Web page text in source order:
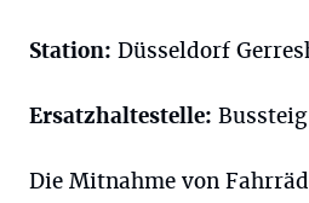
Station: Düsseldorf
Ersatzhaltestelle:
Die Mitnahme von